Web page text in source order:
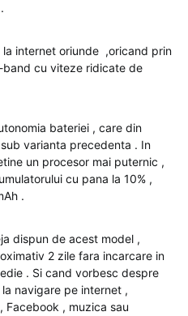
internet oriunde ,oricand prin
band cu viteze ridicate de
bateriei , care din
varianta precedenta . In
un procesor mai puternic ,
cu pana la 10% ,
.
dispun de acest model ,
2 zile fara incarcare in
. Si cand vorbesc despre
navigare pe internet ,
Facebook , muzica sau